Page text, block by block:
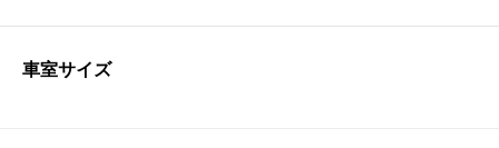
車室サイズ